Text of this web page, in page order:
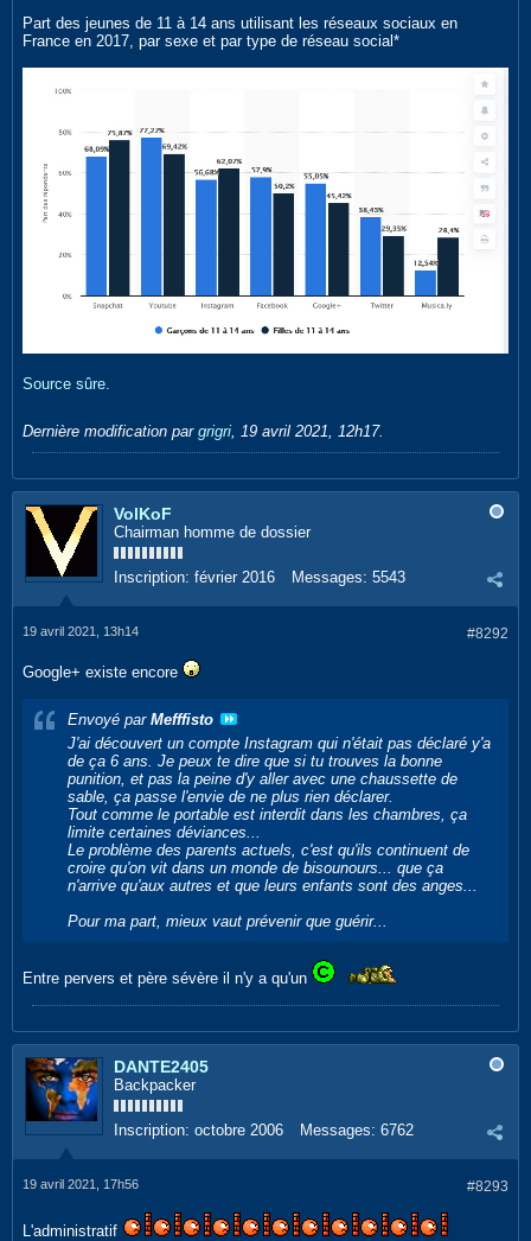
Part des jeunes de 11 à 14 ans utilisant les réseaux sociaux en
France en 2017, par sexe et par type de réseau social*
Source sûre.
Dernière modification par grigri 19 avril 2021, 12h17.
VolKoF
Chairman homme de dossier
Inscription: février 2016 Messages: 5543
#8292
19 avril 2021, 13h14
Google+ existe encore
Envoyé par Mefffisto
J'ai découvert un compte Instagram qui n'était pas déclaré y'a
de ça 6 ans. Je peux te dire que si tu trouves la bonne
punition, et pas la peine d'y aller avec une chaussette de
sable, ça passe l'envie de ne plus rien déclarer.
Tout comme le portable est interdit dans les chambres, ça
limite certaines déviances...
Le problème des parents actuels, c'est qu'ils continuent de
croire qu'on vit dans un monde de bisounours... que ça
n'arrive qu'aux autres et que leurs enfants sont des anges...
Pour ma part, mieux vaut prévenir que guérir...
Entre pervers et père sévère il n'y a qu'un
DANTE2405
Backpacker
Inscription: octobre 2006 Messages: 6762
#8293
19 avril 2021, 17h56
L'administratif